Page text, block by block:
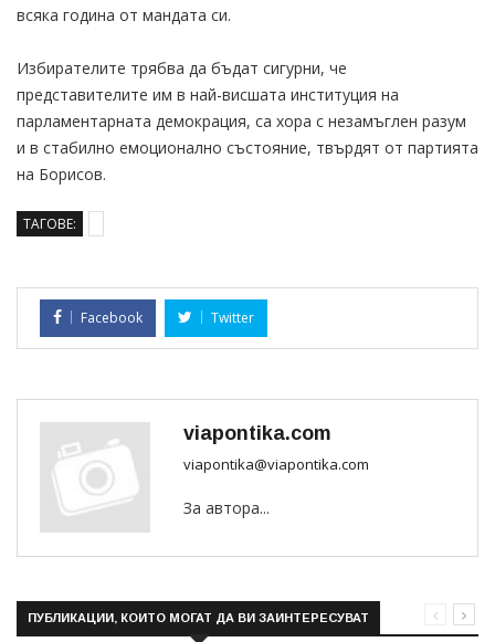
всяка година от мандата си.
Избирателите трябва да бъдат сигурни, че
представителите им в най-висшата институция на
парламентарната демокрация, са хора с незамъглен разум
и в стабилно емоционално състояние, твърдят от партията
на Борисов.
ТАГОВЕ:
Facebook Twitter
viapontika.com
viapontika@viapontika.com
За автора...
ПУБЛИКАЦИИ, КОИТО МОГАТ ДА ВИ ЗАИНТЕРЕСУВАТ